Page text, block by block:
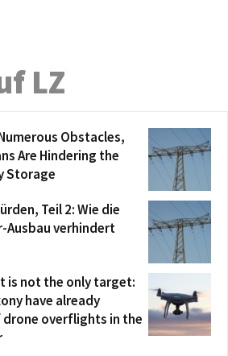
LZ
Obstacles,
Are Hindering the
Storage
Teil 2: Wie die
Ausbau verhindert
is not the only target:
have already
overflights in the